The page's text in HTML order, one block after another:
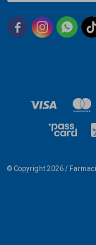
  
© Copyright 2026 /